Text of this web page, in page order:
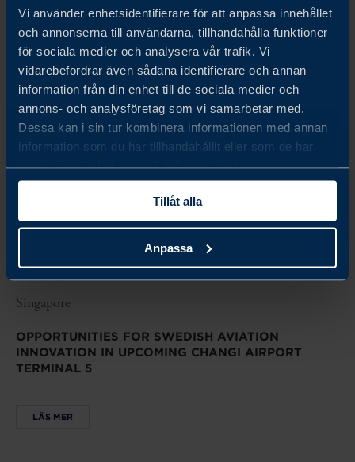
Vi använder enhetsidentifierare för att anpassa innehållet
och annonserna till användarna, tillhandahålla funktioner
för sociala medier och analysera vår trafik. Vi
vidarebefordrar även sådana identifierare och annan
information från din enhet till de sociala medier och
annons- och analysföretag som vi samarbetar med.
Dessa kan i sin tur kombinera informationen med annan
information som du har tillhandahållit eller som de har
samlat in när du har använt deras tjänster.
Tillåt alla
Anpassa
LÄS MER
Singapore
OPPORTUNITIES FOR SWEDISH AVIATION
INNOVATION IN UPCOMING CHANGI AIRPORT
TERMINAL 5
LÄS MER